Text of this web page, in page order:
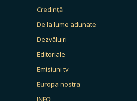
Credință
De la lume adunate
Dezvăluiri
Editoriale
Emisiuni tv
Europa nostra
INFO